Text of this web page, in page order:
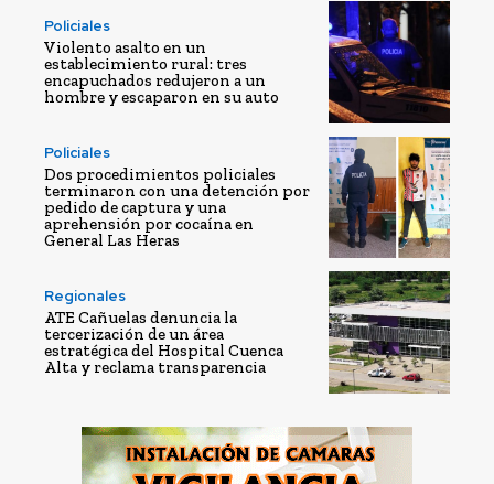
Policiales
Violento asalto en un
establecimiento rural: tres
encapuchados redujeron a un
hombre y escaparon en su auto
Policiales
Dos procedimientos policiales
terminaron con una detención por
pedido de captura y una
aprehensión por cocaína en
General Las Heras
Regionales
ATE Cañuelas denuncia la
tercerización de un área
estratégica del Hospital Cuenca
Alta y reclama transparencia